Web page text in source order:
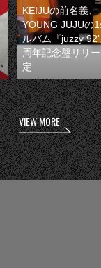
KEIJUの前名義、
YOUNG JUJUの
ルバム『juzzy
周年記念盤リリ
定
VIEW MORE